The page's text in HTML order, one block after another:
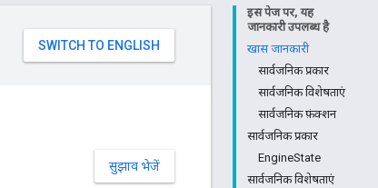
इस पेज पर, यह
जानकारी उपलब्ध है
खास जानकारी
सार्वजनिक प्रकार
सार्वजनिक विशेषताएं
सार्वजनिक फ़ंक्शन
सार्वजनिक प्रकार
EngineState
सार्वजनिक विशेषताएं
सुझाव भेजें